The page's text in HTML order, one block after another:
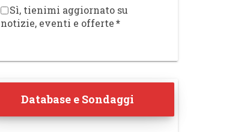
Sì, tienimi aggiornato su
notizie, eventi e offerte*
Database e Sondaggi